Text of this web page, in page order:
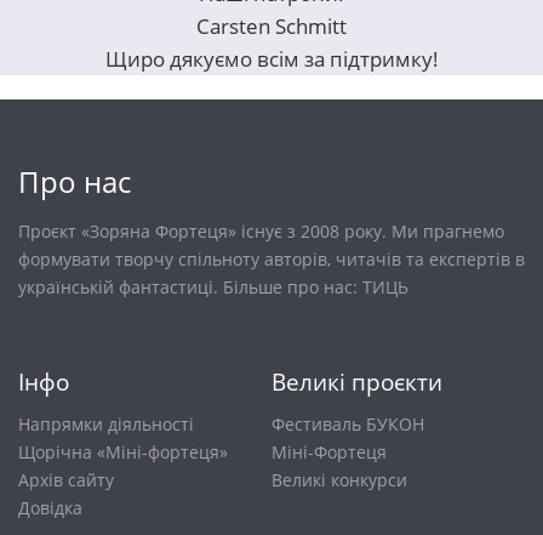
Carsten Schmitt
Щиро дякуємо всім за підтримку!
Про нас
Проєкт «Зоряна Фортеця» існує з 2008 року. Ми прагнемо
формувати творчу спільноту авторів, читачів та експертів в
українській фантастиці. Більше про нас: ТИЦЬ
Інфо
Напрямки діяльності
Щорічна «Міні-фортеця»
Архів сайту
Довiдка
Великі проєкти
Фестиваль БУКОН
Міні-Фортеця
Великі конкурси